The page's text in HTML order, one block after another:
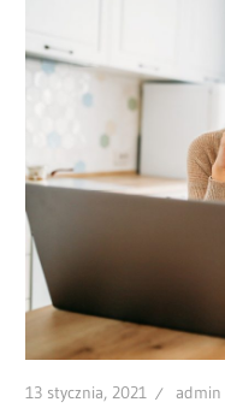
13 stycznia, 2021 admin